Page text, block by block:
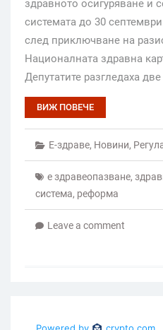
здравното осигуряване и
системата до 30
след приключване на
Националната здравна
Депутатите разгледаха
ВИЖ ПОВЕЧЕ
Е-здраве, Новини,
е здравеопазване,
система, реформа
Leave a comment